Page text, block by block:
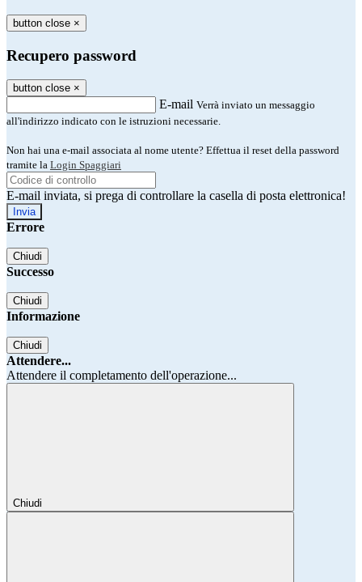
button close ×
Recupero password
button close ×
E-mail Verrà inviato un messaggio
all'indirizzo indicato con le istruzioni necessarie.
Non hai una e-mail associata al nome utente? Effettua il reset della password
tramite la Login Spaggiari
E-mail inviata, si prega di controllare la casella di posta elettronica!
Errore
Chiudi
Successo
Chiudi
Informazione
Chiudi
Attendere...
Attendere il completamento dell'operazione...
Chiudi